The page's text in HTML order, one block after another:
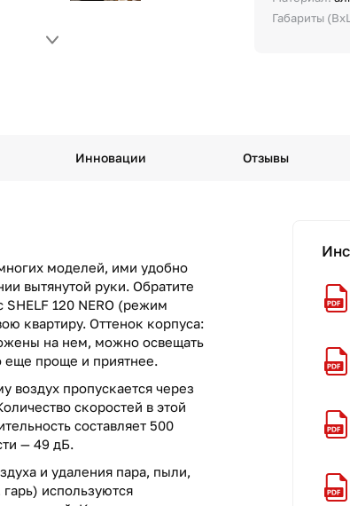
Габариты
Инновации Отзывы
моделей, ими удобно
вытянутой руки. Обратите
120 NERO (режим
квартиру. Оттенок корпуса:
на нем, можно освещать
еще проще и приятнее.
воздух пропускается через
скоростей в этой
составляет 500
— 49 дБ.
и удаления пара, пыли,
используются